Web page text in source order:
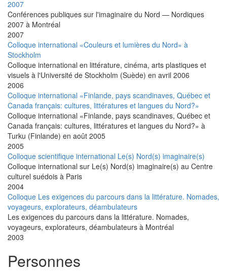
2007
Conférences publiques sur l'imaginaire du Nord — Nordiques
2007 à Montréal
2007
Colloque international «Couleurs et lumières du Nord» à
Stockholm
Colloque international en littérature, cinéma, arts plastiques et
visuels à l'Université de Stockholm (Suède) en avril 2006
2006
Colloque international «Finlande, pays scandinaves, Québec et
Canada français: cultures, littératures et langues du Nord?»
Colloque international «Finlande, pays scandinaves, Québec et
Canada français: cultures, littératures et langues du Nord?» à
Turku (Finlande) en août 2005
2005
Colloque scientifique international Le(s) Nord(s) imaginaire(s)
Colloque international sur Le(s) Nord(s) imaginaire(s) au Centre
culturel suédois à Paris
2004
Colloque Les exigences du parcours dans la littérature. Nomades,
voyageurs, explorateurs, déambulateurs
Les exigences du parcours dans la littérature. Nomades,
voyageurs, explorateurs, déambulateurs à Montréal
2003
Personnes